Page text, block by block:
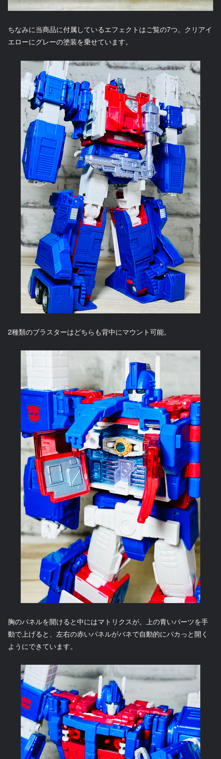
ちなみに当商品に付属しているエフェクトはご覧の7つ。クリアイ
エローにグレーの塗装を乗せています。
2種類のブラスターはどちらも背中にマウント可能。
胸のパネルを開けると中にはマトリクスが。上の青いパーツを手
動で上げると、左右の赤いパネルがバネで自動的にパカっと開く
ようにできています。